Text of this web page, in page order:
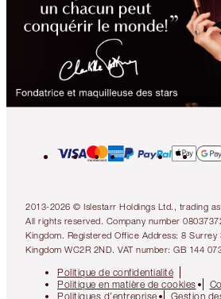
2013-2026 © Islestarr Holdings Ltd., trading
All rights reserved. Company number
Kingdom. Registered Office Address: 8
Kingdom WC2R 2ND. VAT number: GB 144
Politique de confidentialité
Politique en matière de cookies
Politiques d’entreprise
Gestion